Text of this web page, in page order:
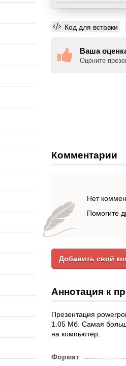
Код для вставки
Ваша
Оцените
Комментарии
Нет
Помогите
Добавить свой
Аннотация к
Презентация
1.05 Мб. Самая
на компьютер.
Формат